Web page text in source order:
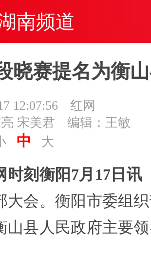
南频道
晓赛提名为衡
12:07:56
红网
宋美君
编辑：王敏
中 大
时刻衡阳7月17日讯
大会。衡阳市委组
山县人民政府主要